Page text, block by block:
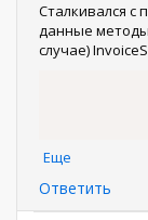
Сталкивался с
данные
случае)
Еще
Ответить